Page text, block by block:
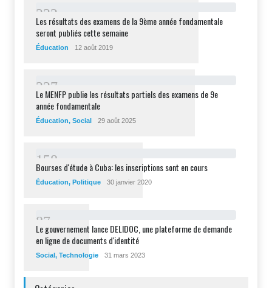
232
Les résultats des examens de la 9ème année fondamentale
seront publiés cette semaine
Éducation 12 août 2019
227
Le MENFP publie les résultats partiels des examens de 9e
année fondamentale
Éducation, Social 29 août 2025
1 58
Bourses d'étude à Cuba: les inscriptions sont en cours
Éducation, Politique 30 janvier 2020
87
Le gouvernement lance DELIDOC, une plateforme de demande
en ligne de documents d'identité
Social, Technologie 31 mars 2023